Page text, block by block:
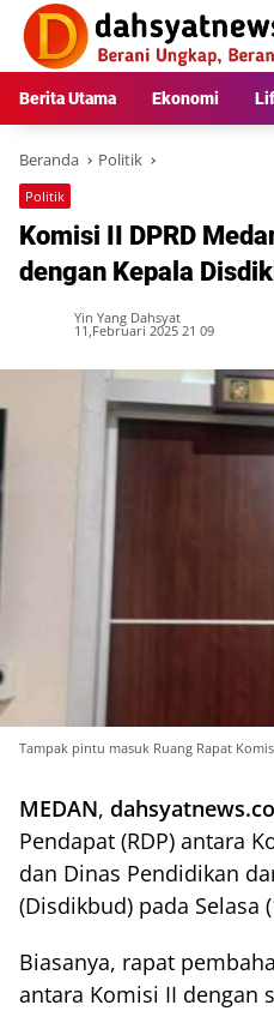
Langsung
konten
Berita Utama Ekonomi
Beranda Politik
Politik
Komisi II DPRD
dengan Kepala
Yin Yang Dahsyat
11,Februari 2025 21 09
Tampak pintu masuk Ruang Rapat
MEDAN,
Pendapat (RDP) antara
dan Dinas Pendidikan
(Disdikbud) pada Selasa
Biasanya, rapat
antara Komisi II dengan